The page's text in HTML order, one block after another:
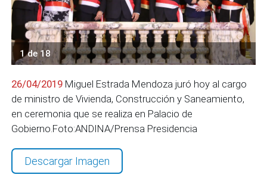
1 de 18
26/04/2019 Miguel Estrada Mendoza juró hoy al cargo
de ministro de Vivienda, Construcción y Saneamiento,
en ceremonia que se realiza en Palacio de
Gobierno.Foto:ANDINA/Prensa Presidencia
Descargar Imagen